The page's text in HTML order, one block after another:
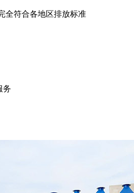
全符合各地区排放标准
务